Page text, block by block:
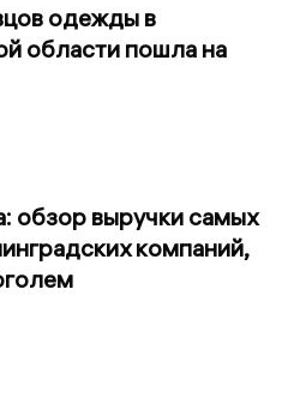
одежды в
области пошла на
обзор выручки самых
компаний,